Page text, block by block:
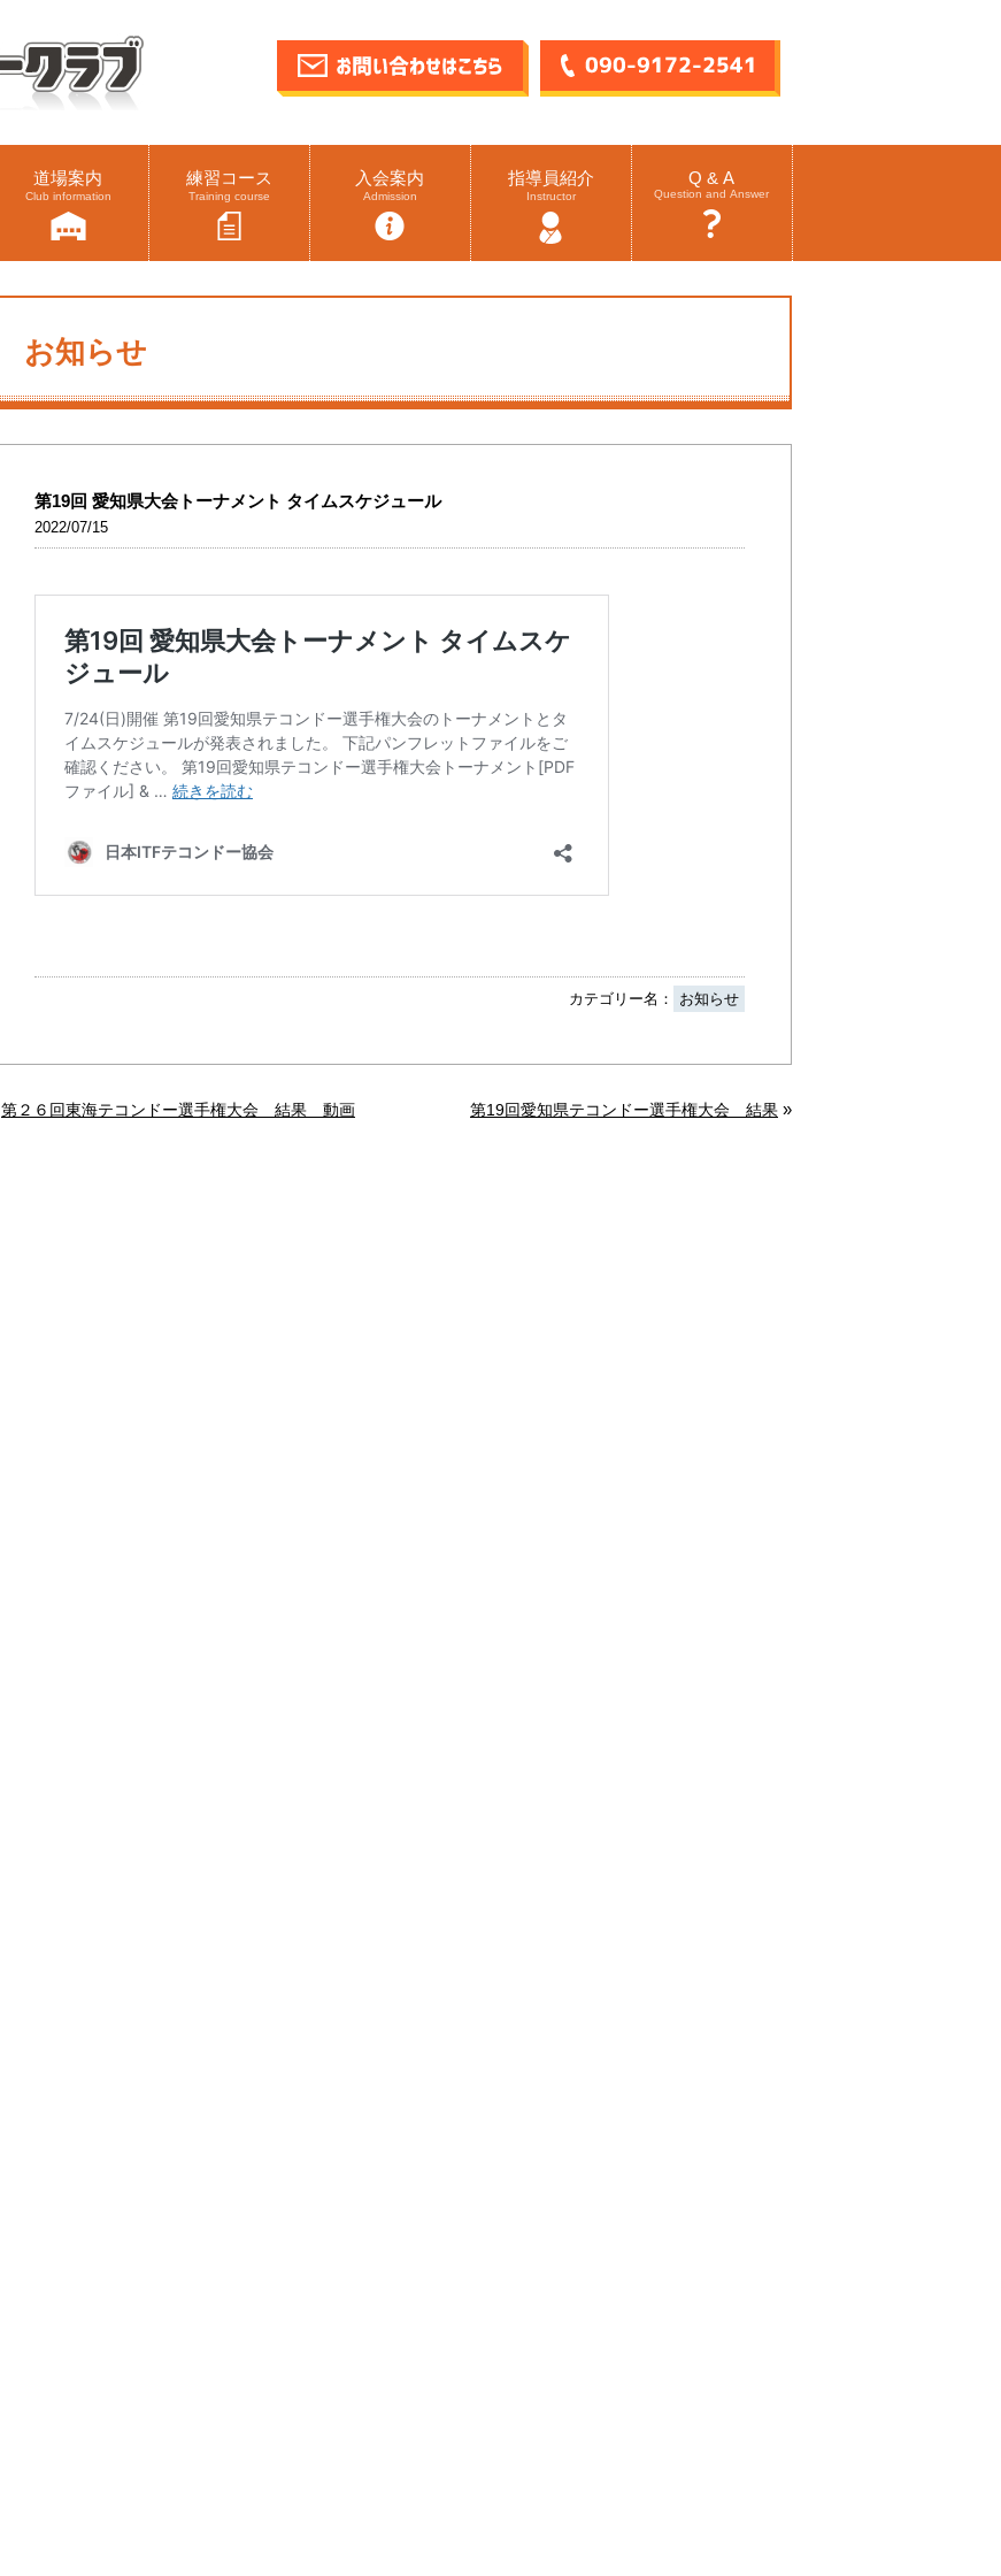
道場案内
Club information
練習コース
Training course
入会案内
Admission
指導員紹介
Instructor
Q & A
Question and Answer
お知らせ
第19回 愛知県大会トーナメント タイムスケジュール
2022/07/15
カテゴリー名： お知らせ
第２６回東海テコンドー選手権大会 結果 動画 第19回愛知県テコンドー選手権大会 結果 »